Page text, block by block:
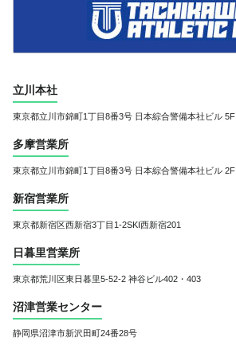
立川本社
東京都立川市錦町1丁目8番3号 日本綜合警備本社ビル 5F
多摩営業所
東京都立川市錦町1丁目8番3号 日本綜合警備本社ビル 2F
新宿営業所
東京都新宿区西新宿3丁目1-2SKI西新宿201
日暮里営業所
東京都荒川区東日暮里5-52-2 神谷ビル402・403
沼津営業センター
静岡県沼津市新沢田町24番28号